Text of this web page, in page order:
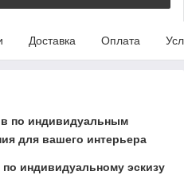
Доставка Оплата
по индивидуальным
для вашего интерьера
индивидуальному эскизу